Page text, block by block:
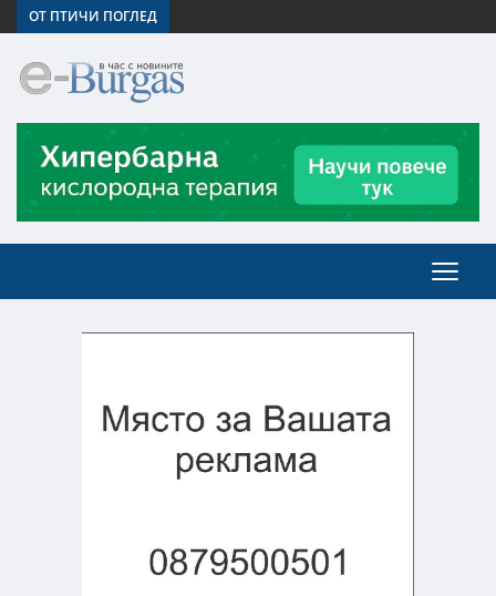
ОТ ПТИЧИ ПОГЛЕД